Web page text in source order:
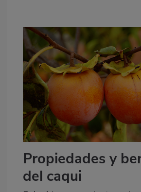
Propiedades y
del caqui